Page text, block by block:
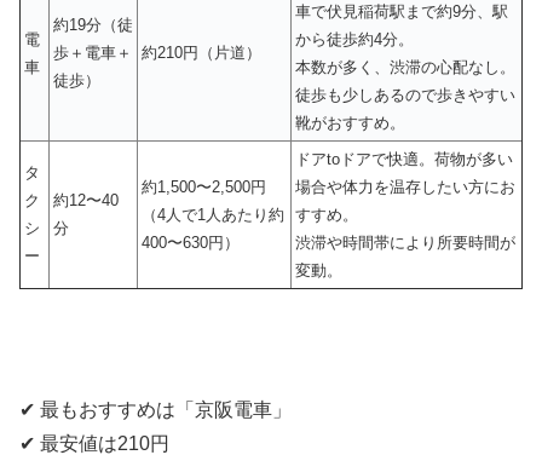
電
車
約19分（徒
歩＋電車＋
徒歩）
約210円（片道）
車で伏見稲荷駅まで約9分、駅
から徒歩約4分。
本数が多く、渋滞の心配なし。
徒歩も少しあるので歩きやすい
靴がおすすめ。
タ
ク
シ
ー
約12〜40
分
約1,500〜2,500円
（4人で1人あたり約
400〜630円）
ドアtoドアで快適。荷物が多い
場合や体力を温存したい方にお
すすめ。
渋滞や時間帯により所要時間が
変動。
✔ 最もおすすめは「京阪電車」
✔ 最安値は210円